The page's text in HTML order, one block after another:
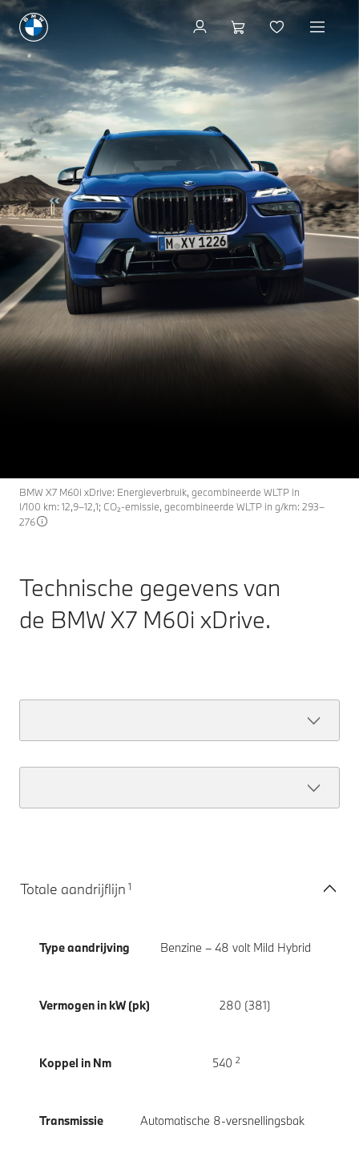
X7
De BMW X7 M60i
BMW X7 M60i xDrive: Energieverbruik, gecombineerde WLTP in
l/100 km: 12,9–12,1; CO₂-emissie, gecombineerde WLTP in g/km: 293–
276
Technische gegevens van
de BMW X7 M60i xDrive.
Totale aandrijflijn 1
Type aandrijving Benzine – 48 volt Mild Hybrid
Vermogen in kW (pk) 280 (381)
Koppel in Nm 540 2
Transmissie Automatische 8-versnellingsbak